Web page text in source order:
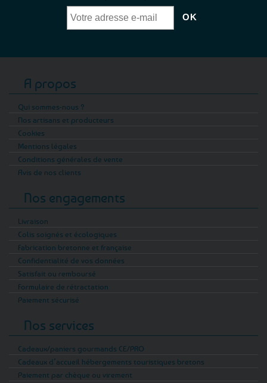
A propos
Qui sommes-nous ?
Nos artisans et producteurs
Cookies
Mentions légales
Conditions générales de vente
Avis de nos clients
Nos engagements
Livraison
Colis soignés et écologiques
Fabrication bretonne et française
Confidentialité de vos données
Satisfait ou remboursé
Formulaire de rétractation
Paiement sécurisé
Nos services
Cadeaux/paniers gourmands CE/PRO
Cadeaux d’accueil hébergements touristiques bretons
Paiement par chèque ou virement